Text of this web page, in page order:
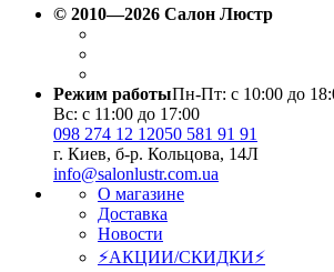
© 2010—2026 Салон Люстр
Режим работыПн-Пт: с 10:00 до
Вс: с 11:00 до 17:00
098 274 12 12050 581 91 91
г. Киев, б-р. Кольцова, 14Л
info@salonlustr.com.ua
О магазине
Доставка
Новости
⚡АКЦИИ/СКИДКИ⚡